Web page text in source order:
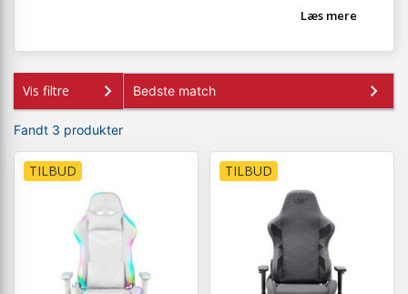
Læs mere
Vis filtre
Fandt 3 produkter
TILBUD TILBUD